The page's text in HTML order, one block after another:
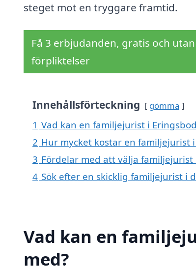
steget mot en tryggare framtid.
Få 3 erbjudanden, gratis och utan
förpliktelser
Innehållsförteckning gömma
1 Vad kan en familjejurist i
2 Hur mycket kostar en familjejurist
3 Fördelar med att välja familjejurist
4 Sök efter en skicklig familjejurist i
Vad kan en
med?